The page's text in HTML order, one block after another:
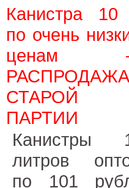
Канистра
по очень
ценам
РАСПРОДАЖА
СТАРОЙ
ПАРТИИ
Канистры
литров
по 101